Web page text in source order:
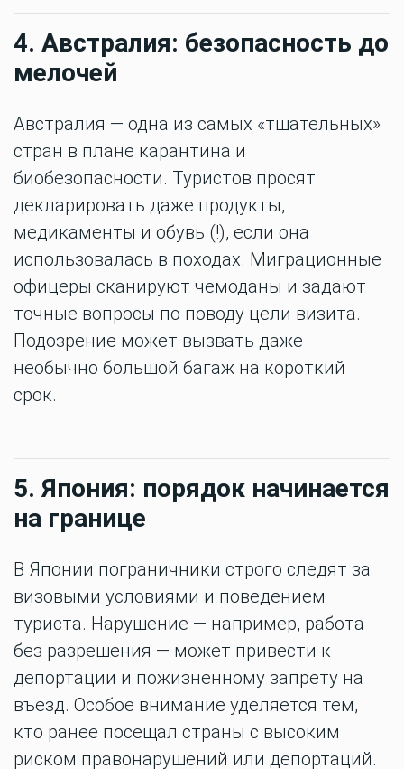
4. Австралия: безопасность до
мелочей
Австралия — одна из самых «тщательных»
стран в плане карантина и
биобезопасности. Туристов просят
декларировать даже продукты,
медикаменты и обувь (!), если она
использовалась в походах. Миграционные
офицеры сканируют чемоданы и задают
точные вопросы по поводу цели визита.
Подозрение может вызвать даже
необычно большой багаж на короткий
срок.
5. Япония: порядок начинается
на границе
В Японии пограничники строго следят за
визовыми условиями и поведением
туриста. Нарушение — например, работа
без разрешения — может привести к
депортации и пожизненному запрету на
въезд. Особое внимание уделяется тем,
кто ранее посещал страны с высоким
риском правонарушений или депортаций.